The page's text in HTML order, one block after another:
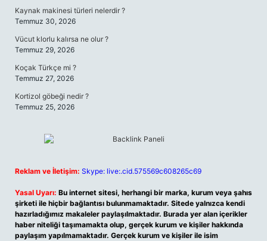
Kaynak makinesi türleri nelerdir ?
Temmuz 30, 2026
Vücut klorlu kalırsa ne olur ?
Temmuz 29, 2026
Koçak Türkçe mi ?
Temmuz 27, 2026
Kortizol göbeği nedir ?
Temmuz 25, 2026
Reklam ve İletişim: Skype: live:.cid.575569c608265c69
Yasal Uyarı: Bu internet sitesi, herhangi bir marka, kurum veya şahıs
şirketi ile hiçbir bağlantısı bulunmamaktadır. Sitede yalnızca kendi
hazırladığımız makaleler paylaşılmaktadır. Burada yer alan içerikler
haber niteliği taşımamakta olup, gerçek kurum ve kişiler hakkında
paylaşım yapılmamaktadır. Gerçek kurum ve kişiler ile isim